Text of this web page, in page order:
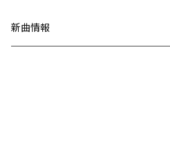
新曲情報